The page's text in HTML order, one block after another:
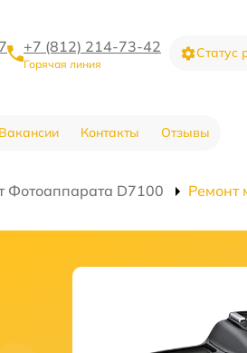
+7 (812) 214-73-42
Горячая линия
Статус
Вакансии Контакты Отзывы
Фотоаппарата D7100 Ремонт